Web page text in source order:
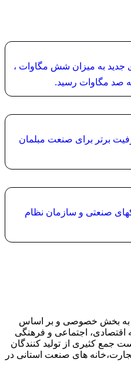
با بهره‌گیری از نیروگاه خورشیدی جدید به میزان شش مگاوات ،
صد مگاوات رسید.
برتر برای صنعت مبلمان
صنعتی و سازمان نظام
به بخش خصوصی و بر اساس
اقتصادی، اجتماعی و فرهنگی
جمع کثیری از تولید کنندگان
های صنعت استانی در